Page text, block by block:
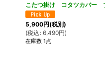
こたつ掛け コタツカバー
5,900円(税別)
(税込 : 6,490円)
在庫数 1点